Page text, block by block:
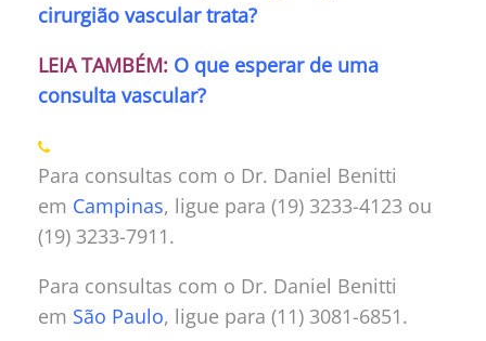
cirurgião vascular trata?
LEIA TAMBÉM: O que esperar de uma
consulta vascular?
Para consultas com o Dr. Daniel Benitti
em Campinas, ligue para (19) 3233-4123 ou
(19) 3233-7911.
Para consultas com o Dr. Daniel Benitti
em São Paulo, ligue para (11) 3081-6851.